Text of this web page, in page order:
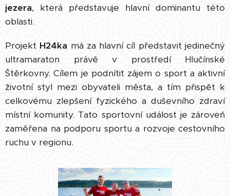
jezera, která představuje hlavní dominantu této
oblasti.
Projekt H24ka má za hlavní cíl představit jedinečný
ultramaraton právě v prostředí Hlučínské
Štěrkovny. Cílem je podnítit zájem o sport a aktivní
životní styl mezi obyvateli města, a tím přispět k
celkovému zlepšení fyzického a duševního zdraví
místní komunity. Tato sportovní událost je zároveň
zaměřena na podporu sportu a rozvoje cestovního
ruchu v regionu.